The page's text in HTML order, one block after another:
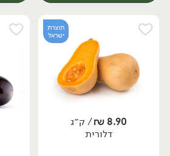
יח׳
תוצרת
ישראל
8.90
₪/ ק״ג
דלורית